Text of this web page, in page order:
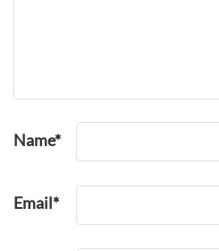
Name*
Email*